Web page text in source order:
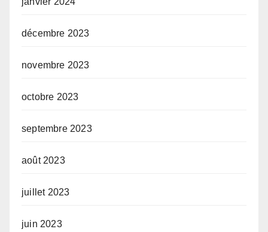
décembre 2023
novembre 2023
octobre 2023
septembre 2023
août 2023
juillet 2023
juin 2023